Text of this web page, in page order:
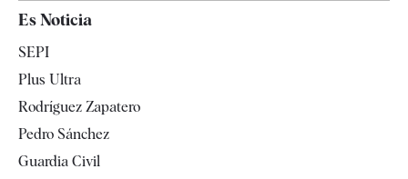
España
Televisión
Es Noticia
SEPI
Plus Ultra
Rodríguez Zapatero
Pedro Sánchez
Guardia Civil